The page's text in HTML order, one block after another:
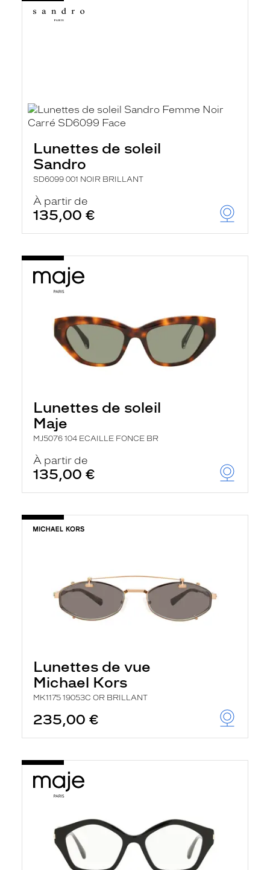
Lunettes de soleil
Sandro
SD6099 001 NOIR BRILLANT
À partir de
135,00 €
Lunettes de soleil
Maje
MJ5076 104 ECAILLE FONCE BR
À partir de
135,00 €
Lunettes de vue
Michael Kors
MK1175 19053C OR BRILLANT
235,00 €